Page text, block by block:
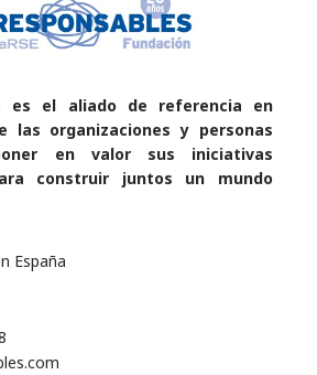
es el aliado de referencia en
las organizaciones y personas
en valor sus iniciativas
construir juntos un mundo
España